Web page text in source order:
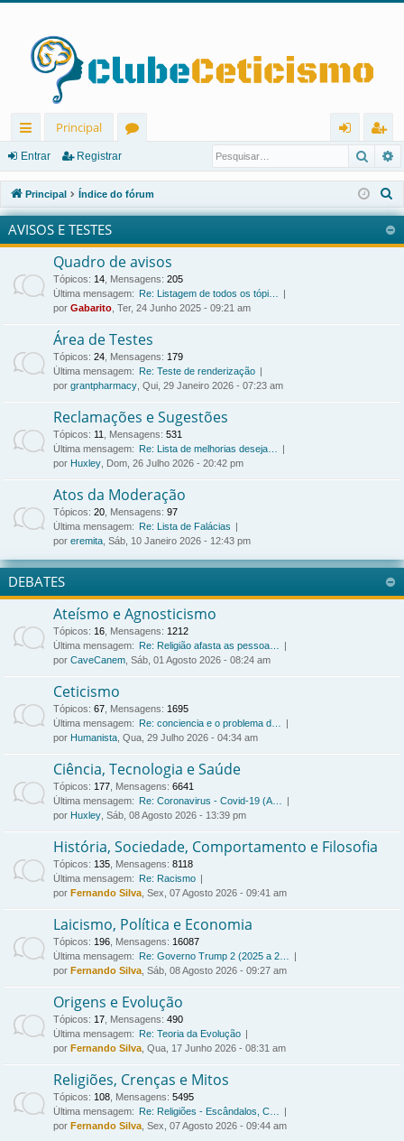
in
ks
rá
pi
os
Principal
u
ns
ra
r
eg
ist
ra
Entrar Registrar
Principal Índice do fórum
e
s
AVISOS E TESTES
Quadro de avisos
Tópicos: 14, Mensagens: 205
Última mensagem:
Re: Listagem de todos os tópi…
por Gabarito, Ter, 24 Junho 2025 - 09:21 am
Área de Testes
Tópicos: 24, Mensagens: 179
Última mensagem:
Re: Teste de renderização
por grantpharmacy, Qui, 29 Janeiro 2026 - 07:23 am
Reclamações e Sugestões
Tópicos: 11, Mensagens: 531
Última mensagem:
Re: Lista de melhorias deseja…
por Huxley, Dom, 26 Julho 2026 - 20:42 pm
Atos da Moderação
Tópicos: 20, Mensagens: 97
Última mensagem:
Re: Lista de Falácias
por eremita, Sáb, 10 Janeiro 2026 - 12:43 pm
DEBATES
Ateísmo e Agnosticismo
Tópicos: 16, Mensagens: 1212
Última mensagem:
Re: Religião afasta as pessoa…
por CaveCanem, Sáb, 01 Agosto 2026 - 08:24 am
Ceticismo
Tópicos: 67, Mensagens: 1695
Última mensagem:
Re: conciencia e o problema d…
por Humanista, Qua, 29 Julho 2026 - 04:34 am
Ciência, Tecnologia e Saúde
Tópicos: 177, Mensagens: 6641
Última mensagem:
Re: Coronavirus - Covid-19 (A…
por Huxley, Sáb, 08 Agosto 2026 - 13:39 pm
História, Sociedade, Comportamento e Filosofia
Tópicos: 135, Mensagens: 8118
Última mensagem:
Re: Racismo
por Fernando Silva, Sex, 07 Agosto 2026 - 09:41 am
Laicismo, Política e Economia
Tópicos: 196, Mensagens: 16087
Última mensagem:
Re: Governo Trump 2 (2025 a 2…
por Fernando Silva, Sáb, 08 Agosto 2026 - 09:27 am
Origens e Evolução
Tópicos: 17, Mensagens: 490
Última mensagem:
Re: Teoria da Evolução
por Fernando Silva, Qua, 17 Junho 2026 - 08:31 am
Religiões, Crenças e Mitos
Tópicos: 108, Mensagens: 5495
Última mensagem:
Re: Religiões - Escândalos, C…
por Fernando Silva, Sex, 07 Agosto 2026 - 09:44 am